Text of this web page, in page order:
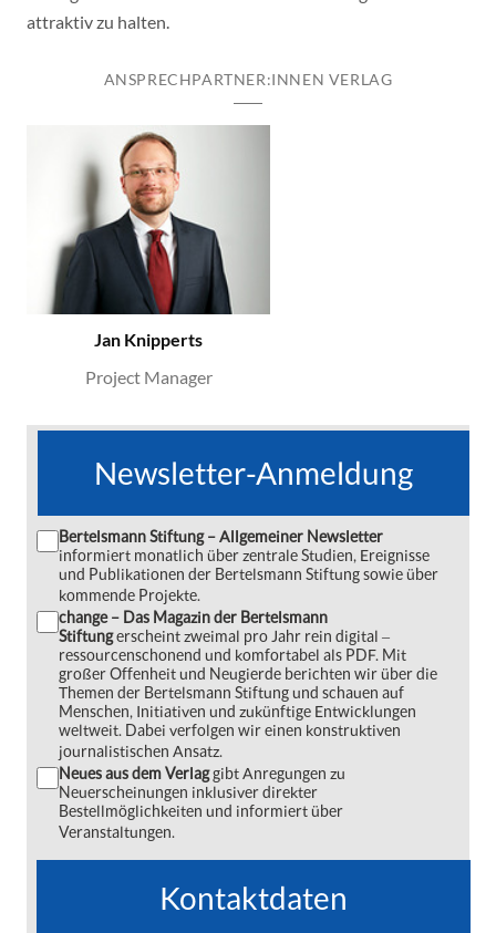
attraktiv zu halten.
ANSPRECHPARTNER:INNEN VERLAG
Jan Knipperts
Project Manager
Newsletter-Anmeldung
Bertelsmann Stiftung – Allgemeiner Newsletter
informiert monatlich über zentrale Studien, Ereignisse
und Publikationen der Bertelsmann Stiftung sowie über
kommende Projekte.
change – Das Magazin der Bertelsmann
Stiftungerscheint zweimal pro Jahr rein digital ‒
ressourcenschonend und komfortabel als PDF. Mit
großer Offenheit und Neugierde berichten wir über die
Themen der Bertelsmann Stiftung und schauen auf
Menschen, Initiativen und zukünftige Entwicklungen
weltweit. Dabei verfolgen wir einen konstruktiven
journalistischen Ansatz.
Neues aus dem Verlaggibt Anregungen zu
Neuerscheinungen inklusiver direkter
Bestellmöglichkeiten und informiert über
Veranstaltungen.
Kontaktdaten